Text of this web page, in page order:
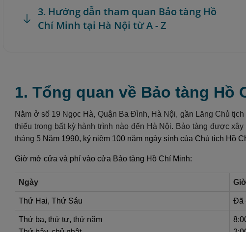
3. Hướng dẫn tham quan Bảo tàng Hồ
Chí Minh tại Hà Nội từ A - Z
1. Tổng quan về Bảo tàng Hồ
Nằm ở số 19 Ngọc Hà, Quận Ba Đình, Hà Nội, gần Lăng Chủ
thiếu trong bất kỳ hành trình nào đến Hà Nội. Bảo tàng được
tháng 5 Năm 1990, kỷ niệm 100 năm ngày sinh của Chủ tịch Hồ
Giờ mở cửa và phí vào cửa Bảo tàng Hồ Chí Minh:
Ngày
Thứ Hai, Thứ Sáu Đã
Thứ ba, thứ tư, thứ năm